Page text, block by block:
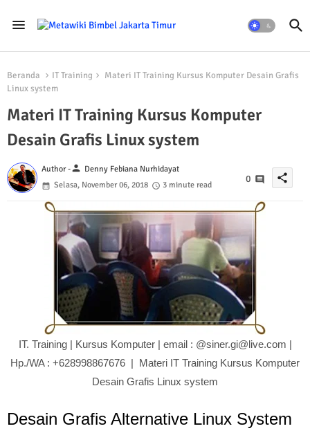
Beranda IT Training
Materi IT Training Kursus Komputer Desain Grafis
Linux system
Materi IT Training Kursus Komputer
Desain Grafis Linux system
Author -person Denny Febiana Nurhidayat
Selasa, November 06, 2018
3 minute read
0 share
IT. Training | Kursus Komputer | email : @siner.gi@live.com |
Hp./WA : +628998867676 | Materi IT Training Kursus Komputer
Desain Grafis Linux system
Desain Grafis Alternative Linux System